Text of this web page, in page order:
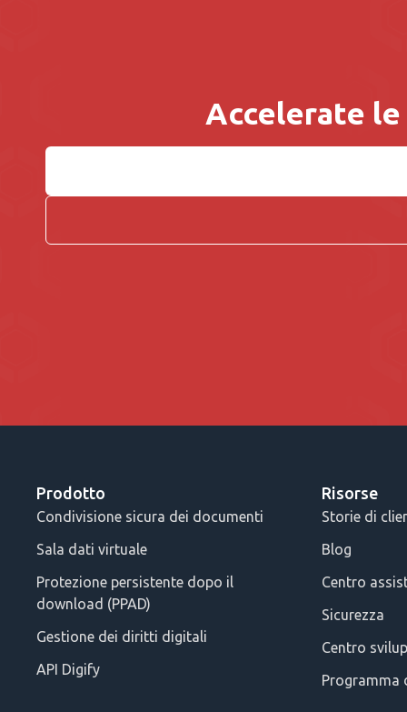
Accelerate
Prodotto
Condivisione sicura dei documenti
Sala dati virtuale
Protezione persistente dopo il
download (PPAD)
Gestione dei diritti digitali
API Digify
Risorse
Storie di
Blog
Centro
Sicurezza
Centro
Programma